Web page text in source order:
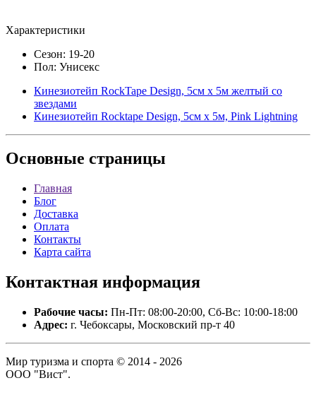
Характеристики
Сезон: 19-20
Пол: Унисекс
Кинезиотейп RockTape Design, 5см х 5м желтый со
звездами
Кинезиотейп Rocktape Design, 5см х 5м, Pink Lightning
Основные страницы
Главная
Блог
Доставка
Оплата
Контакты
Карта сайта
Контактная информация
Рабочие часы: Пн-Пт: 08:00-20:00, Сб-Вс: 10:00-18:00
Адрес: г. Чебоксары, Московский пр-т 40
Мир туризма и спорта © 2014 - 2026
ООО "Вист".